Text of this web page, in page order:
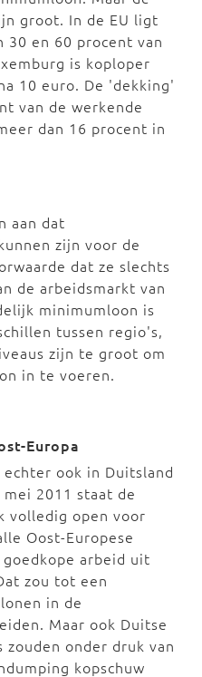
groot. In de EU ligt
en 60 procent van
is koploper
10 euro. De 'dekking'
van de werkende
dan 16 procent in
aan dat
zijn voor de
dat ze slechts
de arbeidsmarkt van
minimumloon is
tussen regio's,
zijn te groot om
in te voeren.
Europa
ook in Duitsland
2011 staat de
volledig open voor
Oost-Europese
arbeid uit
zou tot een
in de
Maar ook Duitse
onder druk van
kopschuw